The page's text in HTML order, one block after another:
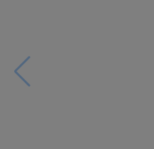
Esenciales con estilo